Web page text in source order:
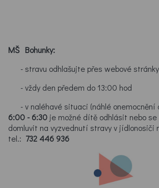
MŠ Bohunky:
- stravu odhlašujte přes webové stránky
- vždy den předem do 13:00 hod
- v naléhavé situaci (náhlé onemocnění
6:00 - 6:30 je možné dítě odhlásit nebo
domluvit na vyzvednutí stravy v jídlonosiči
tel.: 732 446 936